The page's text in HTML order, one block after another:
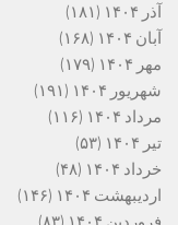
آذر ۱۴۰۴
(۱۸۱)
آبان ۱۴۰۴
(۱۶۸)
مهر ۱۴۰۴
(۱۷۹)
شهریور ۱۴۰۴
(۱۹۱)
مرداد ۱۴۰۴
(۱۱۶)
تیر ۱۴۰۴
(۵۳)
خرداد ۱۴۰۴
(۴۸)
اردیبهشت ۱۴۰۴
(۱۴۶)